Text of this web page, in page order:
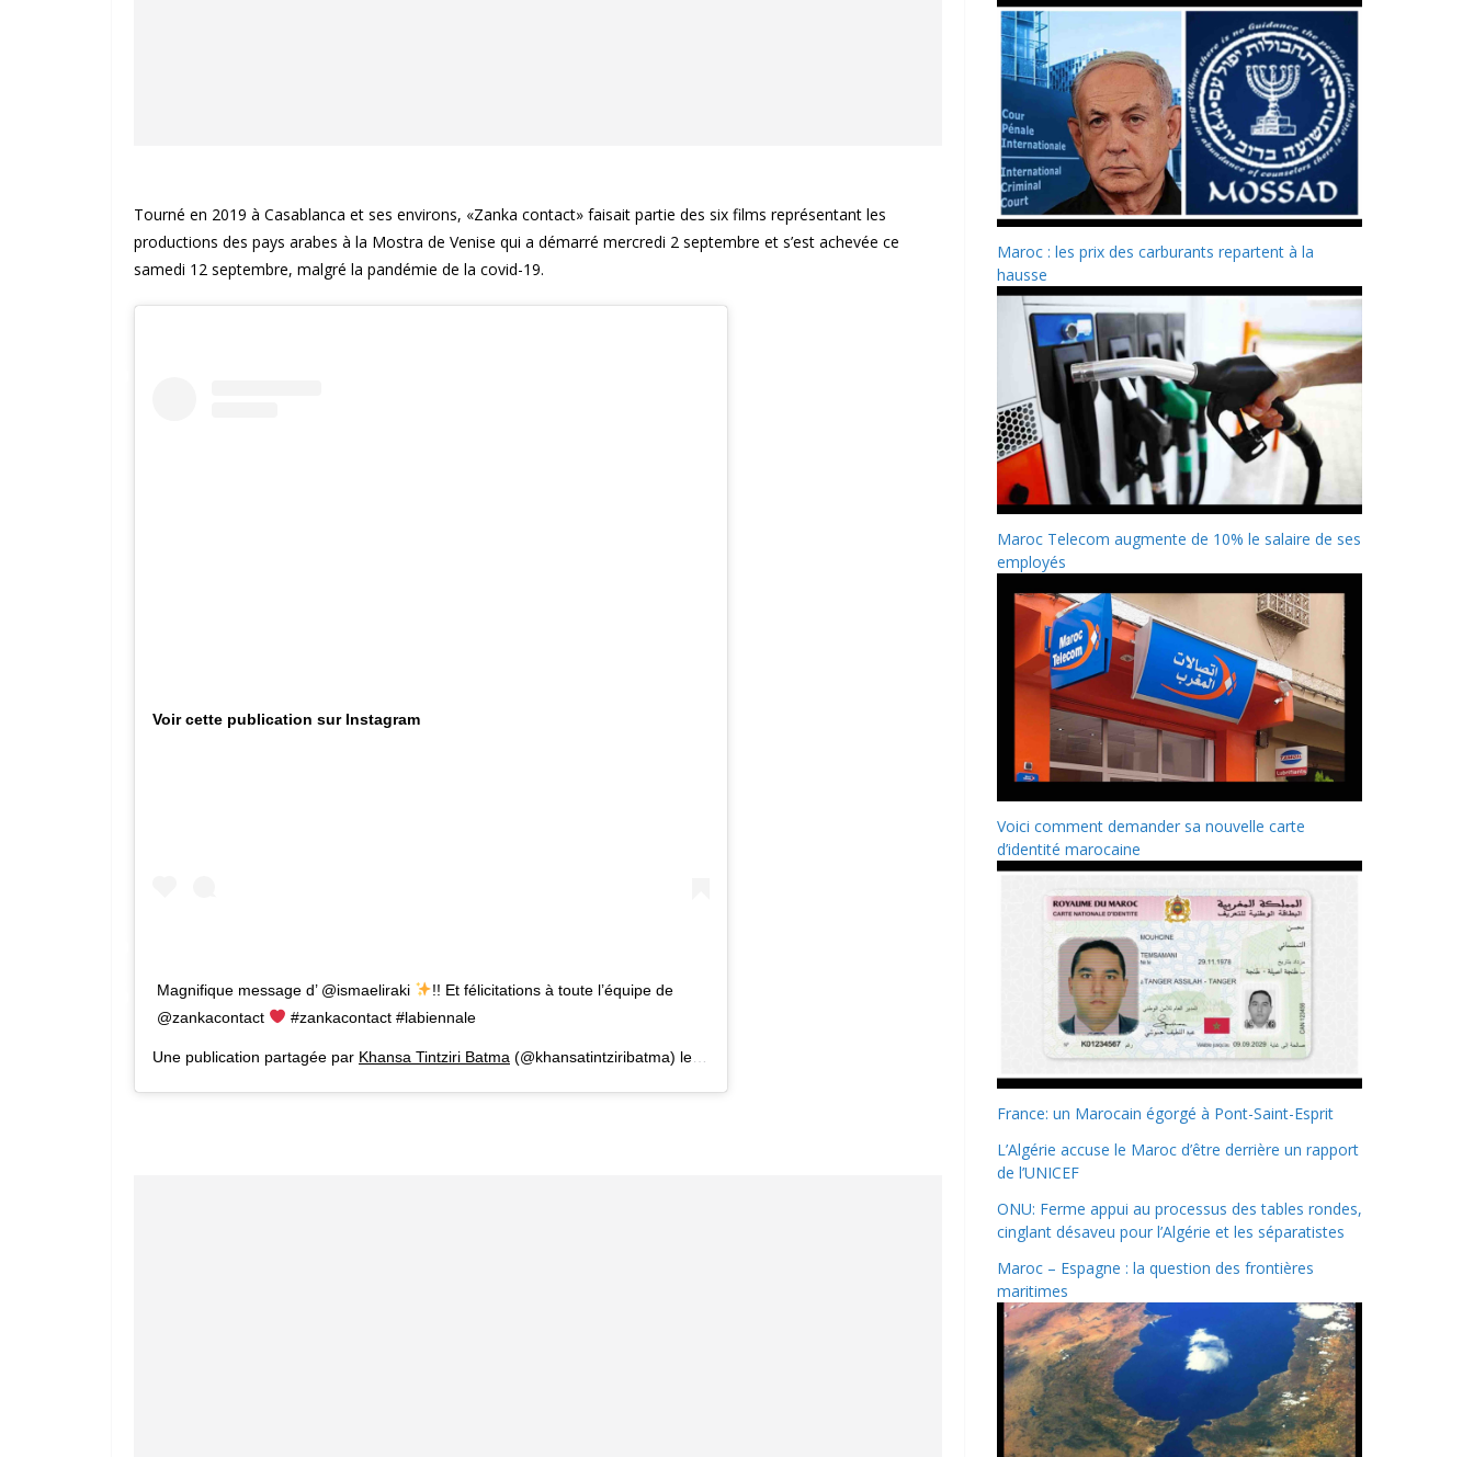
Tourné en 2019 à Casablanca et ses environs, «Zanka contact» faisait partie des six films représentant les
productions des pays arabes à la Mostra de Venise qui a démarré mercredi 2 septembre et s’est achevée ce
samedi 12 septembre, malgré la pandémie de la covid-19.
Voir cette publication sur Instagram
Magnifique message d’ @ismaeliraki
!! Et félicitations à toute l’équipe de
@zankacontact
#zankacontact #labiennale
Une publication partagée par Khansa Tintziri Batma (@khansatintziribatma) le
Maroc : les prix des carburants repartent à la
hausse
Maroc Telecom augmente de 10% le salaire de ses
employés
Voici comment demander sa nouvelle carte
d’identité marocaine
France: un Marocain égorgé à Pont-Saint-Esprit
L’Algérie accuse le Maroc d’être derrière un rapport
de l’UNICEF
ONU: Ferme appui au processus des tables rondes,
cinglant désaveu pour l’Algérie et les séparatistes
Maroc – Espagne : la question des frontières
maritimes